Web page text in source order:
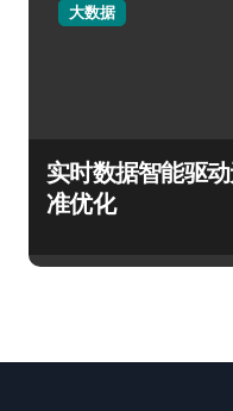
大数据
实时数据智能驱
准优化